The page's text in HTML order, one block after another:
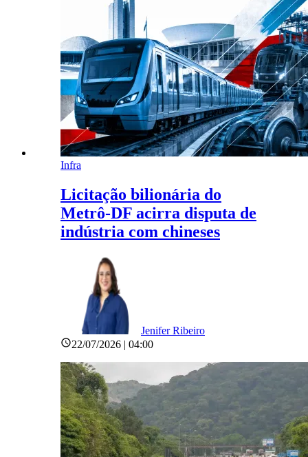
Infra
Licitação bilionária do
Metrô-DF acirra disputa de
indústria com chineses
Jenifer Ribeiro
22/07/2026 | 04:00